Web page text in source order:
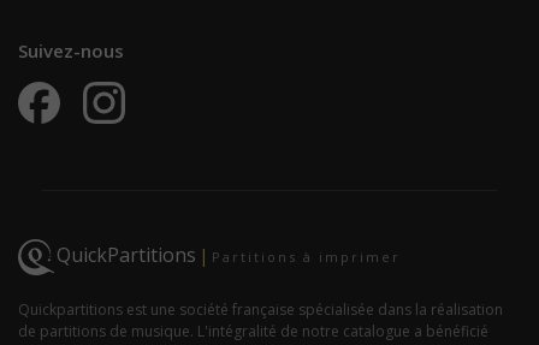
Suivez-nous
QuickPartitions | Partitions à imprimer
Quickpartitions est une société française spécialisée dans la réalisation
de partitions de musique. L'intégralité de notre catalogue a bénéficié